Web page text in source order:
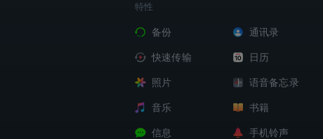
特性
备份
快速传输
照片
音乐
信息
通讯录
日历
语音备忘录
书籍
手机铃声